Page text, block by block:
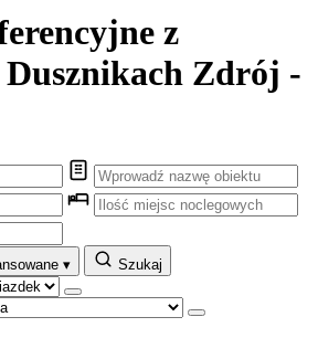
z
Dusznikach Zdrój -
▾ Szukaj